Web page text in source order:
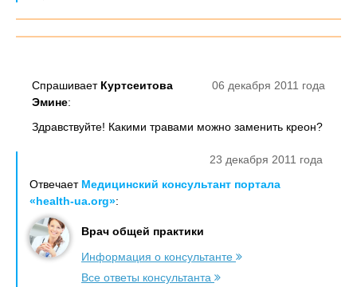
06 декабря 2011 года
Спрашивает Куртсеитова
Эмине:
Здравствуйте! Какими травами можно заменить креон?
23 декабря 2011 года
Отвечает Медицинский консультант портала
«health-ua.org»:
Врач общей практики
Информация о консультанте
Все ответы консультанта